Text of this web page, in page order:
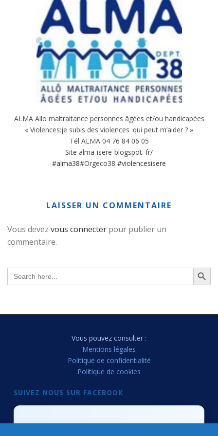
ALMA Allo maltraitance personnes âgées et/ou handicapées
« Violences:je subis des violences :qui peut m’aider ? »
Tél ALMA 04 76 84 06 05
Site alma-isere-blogspot. fr/
#alma38#Orgeco38 #violencesisere
LAISSER UN COMMENTAIRE
Vous devez vous connecter pour publier un
commentaire.
Search
for:
Search Button
Vous pouvez consulter :
Mentions légales
Politique de confidentialité
Politique de cookies
SUIVEZ NOUS SUR FACEBOOK